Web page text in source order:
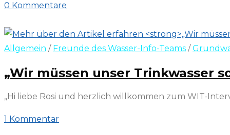
0 Kommentare
Allgemein / Freunde des Wasser-Info-Teams /
„Wir müssen unser Trinkwasser
„Hi liebe Rosi und herzlich willkommen zum WIT-
1 Kommentar